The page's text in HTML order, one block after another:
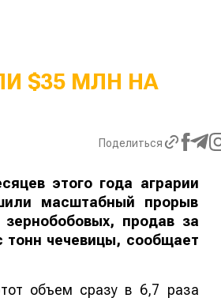
$35 МЛН НА
Поделиться
этого года аграрии
масштабный прорыв
продав за
тонн чечевицы, сообщает
объем сразу в 6,7 раза